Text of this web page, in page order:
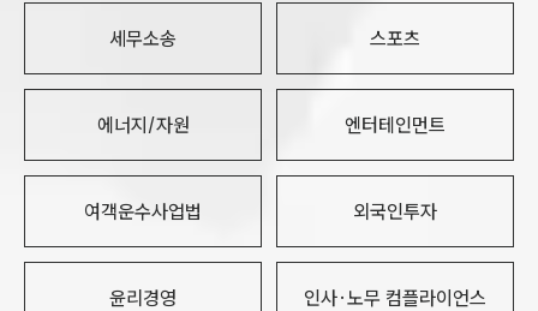
세무소송 스포츠
에너지/자원 엔터테인먼트
여객운수사업법 외국인투자
윤리경영 인사·노무 컴플라이언스